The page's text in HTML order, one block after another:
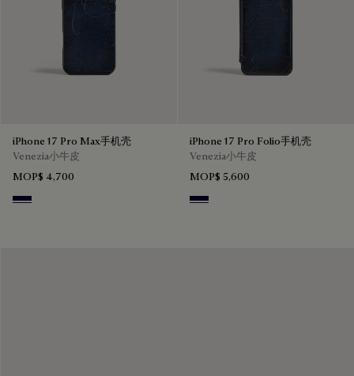
iPhone 17 Pro Max手机壳
Venezia小牛皮
MOP$ 4,700
Nero Blu
iPhone 17 Pro Folio手机壳
Venezia小牛皮
MOP$ 5,600
Nero Blu